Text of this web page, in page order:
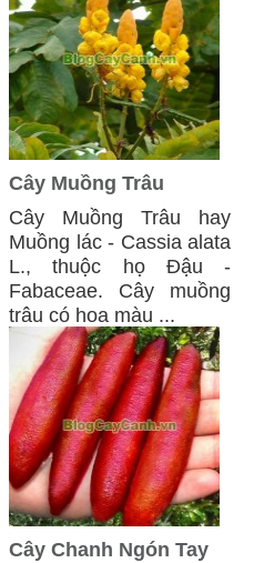
Cây Muồng Trâu
​Cây Muồng Trâu hay
Muồng lác - Cassia alata
L., thuộc họ Đậu -
Fabaceae. Cây muồng
trâu có hoa màu ...
Cây Chanh Ngón Tay